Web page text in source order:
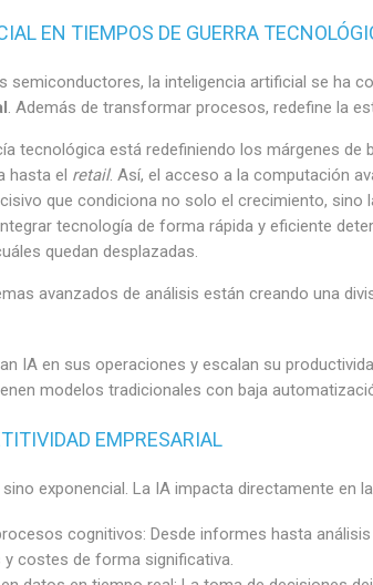
EN TIEMPOS DE GUERRA
semiconductores, la inteligencia artificial se ha
. Además de transformar procesos, redefine la
tecnológica está redefiniendo los márgenes
hasta el retail. Así, el acceso a la computación
que condiciona no solo el crecimiento, sino
tecnología de forma rápida y eficiente
quedan desplazadas.
avanzados de análisis están creando una
IA en sus operaciones y escalan su
modelos tradicionales con baja
EMPRESARIAL
exponencial. La IA impacta directamente en
cognitivos: Desde informes hasta
costes de forma significativa.